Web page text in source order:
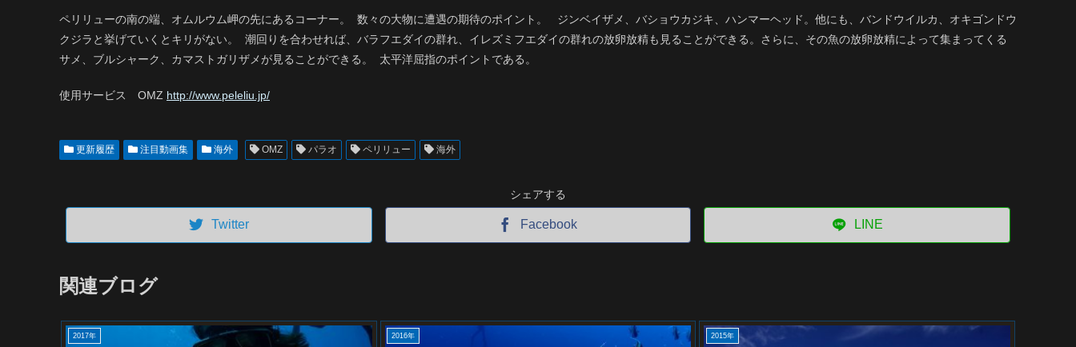
ペリリューの南の端、オムルウム岬の先にあるコーナー。 数々の大物に遭遇の期待のポイント。 ジンベイザメ、バショウカジキ、ハンマーヘッド。他にも、バンドウイルカ、オキゴンドウ
クジラと挙げていくとキリがない。 潮回りを合わせれば、バラフエダイの群れ、イレズミフエダイの群れの放卵放精も見ることができる。さらに、その魚の放卵放精によって集まってくる
サメ、ブルシャーク、カマストガリザメが見ることができる。 太平洋屈指のポイントである。
使用サービス OMZ http://www.peleliu.jp/
更新履歴 注目動画集 海外 OMZ パラオ ペリリュー 海外
シェアする
Twitter Facebook LINE
関連ブログ
2017年 2016年 2015年